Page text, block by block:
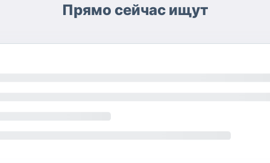
Прямо сейчас ищут